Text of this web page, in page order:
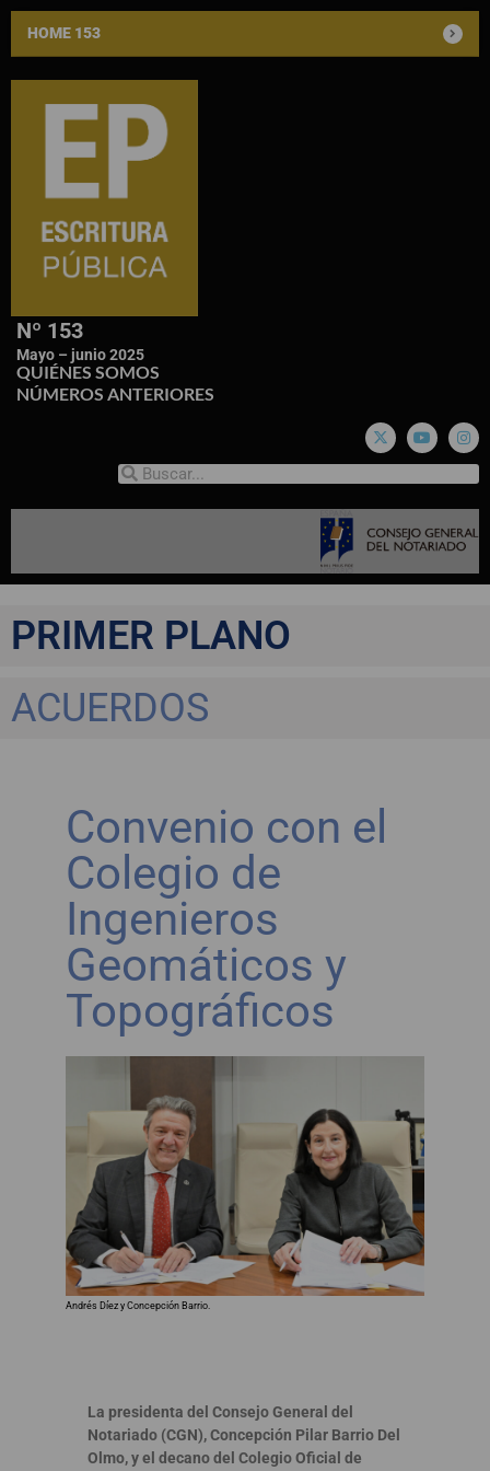
HOME 153
Nº 153
Mayo – junio 2025
QUIÉNES SOMOS
NÚMEROS ANTERIORES
PRIMER PLANO
ACUERDOS
Convenio con el
Colegio de
Ingenieros
Geomáticos y
Topográficos
Andrés Díez y Concepción Barrio.
La presidenta del Consejo General del
Notariado (CGN), Concepción Pilar Barrio Del
Olmo, y el decano del Colegio Oficial de